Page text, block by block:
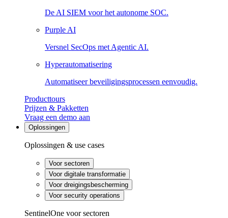
De AI SIEM voor het autonome SOC.
Purple AI
Versnel SecOps met Agentic AI.
Hyperautomatisering
Automatiseer beveiligingsprocessen eenvoudig.
Producttours
Prijzen & Pakketten
Vraag een demo aan
Oplossingen
Oplossingen & use cases
Voor sectoren
Voor digitale transformatie
Voor dreigingsbescherming
Voor security operations
SentinelOne voor sectoren